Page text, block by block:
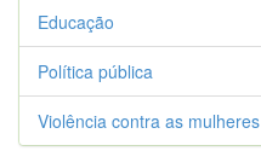
Educação
Política pública
Violência contra as mulheres